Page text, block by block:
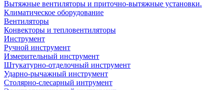
Вытяжные вентиляторы и приточно-вытяжные установки.
Климатическое оборудование
Вентиляторы
Конвекторы и тепловентиляторы
Инструмент
Ручной инструмент
Измерительный инструмент
Штукатурно-отделочный инструмент
Ударно-рычажный инструмент
Столярно-слесарный интрумент